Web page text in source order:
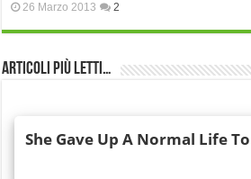
26 Marzo 2013 2
Articoli più Letti…